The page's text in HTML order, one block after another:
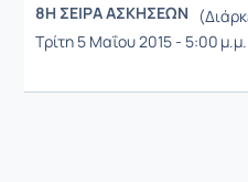
8Η ΣΕΙΡΑ ΑΣΚΗΣΕΩΝ
Τρίτη 5 Μαΐου 2015 - 5:00 μ.μ.